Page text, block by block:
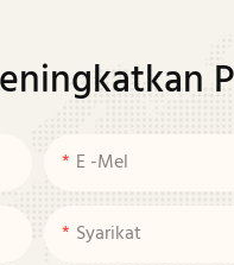
E -mel
Syarikat